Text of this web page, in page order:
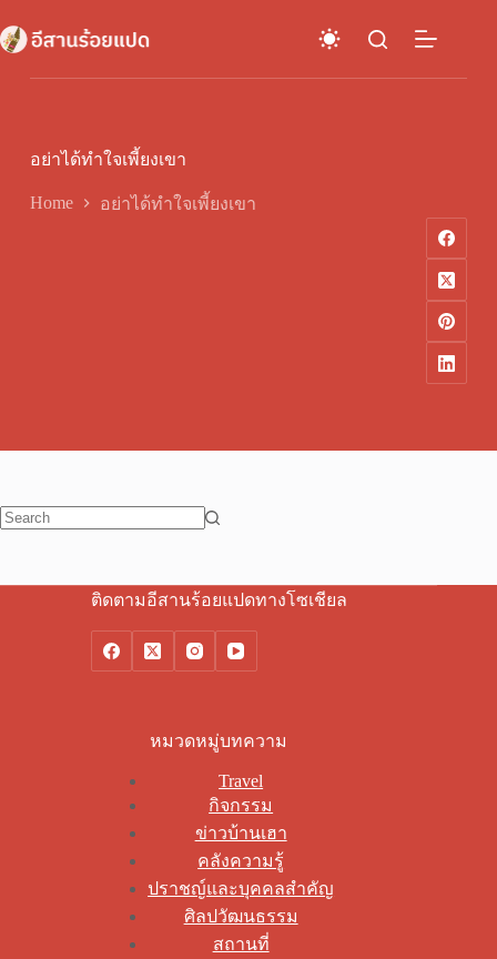
to
content
อย่าได้ทำใจเพี้ยงเขา
Home อย่าได้ทำใจเพี้ยงเขา
ติดตามอีสานร้อยแปดทางโซเชียล
หมวดหมู่บทความ
Travel
กิจกรรม
ข่าวบ้านเฮา
คลังความรู้
ปราชญ์และบุคคลสำคัญ
ศิลปวัฒนธรรม
สถานที่